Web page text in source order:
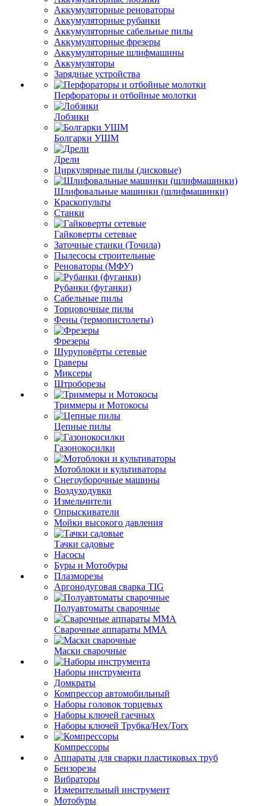
Аккумуляторные реноваторы
Аккумуляторные рубанки
Аккумуляторные сабельные пилы
Аккумуляторные фрезеры
Аккумуляторные шлифмашины
Аккумуляторы
Зарядные устройства
Перфораторы и отбойные молотки
Лобзики
Болгарки УШМ
Дрели
Циркулярные пилы (дисковые)
Шлифовальные машинки (шлифмашинки)
Краскопульты
Станки
Гайковерты сетевые
Заточные станки (Точила)
Пылесосы строительные
Реноваторы (МФУ)
Рубанки (фуганки)
Сабельные пилы
Торцовочные пилы
Фены (термопистолеты)
Фрезеры
Шуруповёрты сетевые
Граверы
Миксеры
Штроборезы
Триммеры и Мотокосы
Цепные пилы
Газонокосилки
Мотоблоки и культиваторы
Снегоуборочные машины
Воздуходувки
Измельчители
Опрыскиватели
Мойки высокого давления
Тачки садовые
Насосы
Буры и Мотобуры
Плазморезы
Аргонодуговая сварка TIG
Полуавтоматы сварочные
Сварочные аппараты ММА
Маски сварочные
Наборы инструмента
Домкраты
Компрессор автомобильный
Наборы головок торцевых
Наборы ключей гаечных
Наборы ключей Трубка/Hex/Torx
Компрессоры
Аппараты для сварки пластиковых труб
Бензорезы
Вибраторы
Измерительный инструмент
Мотобуры